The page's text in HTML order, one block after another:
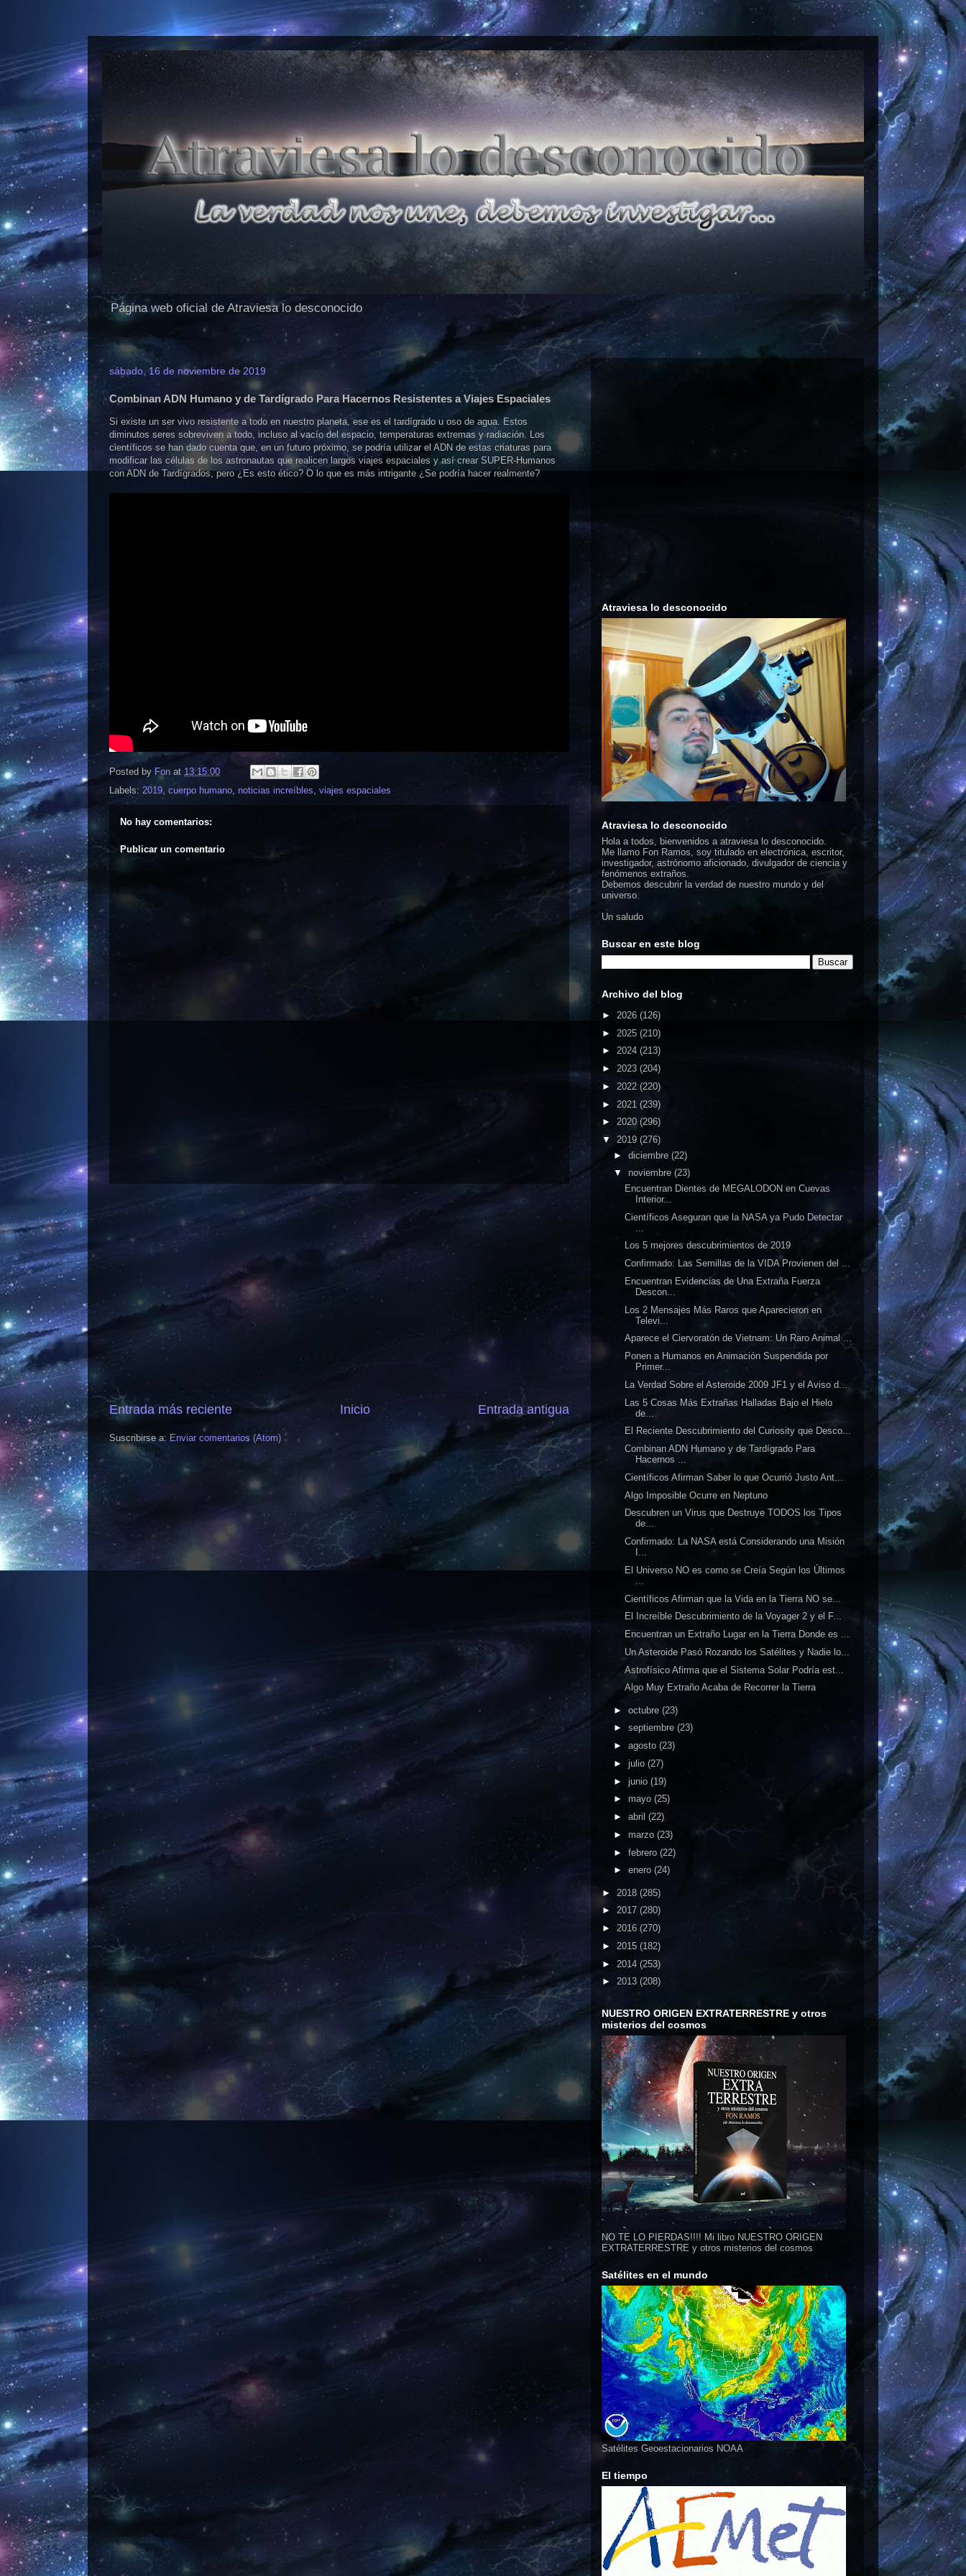
Página web oficial de Atraviesa lo desconocido
sábado, 16 de noviembre de 2019
Combinan ADN Humano y de Tardígrado Para Hacernos Resistentes a Viajes Espaciales
Si existe un ser vivo resistente a todo en nuestro planeta, ese es el tardígrado u oso de agua. Estos
diminutos seres sobreviven a todo, incluso al vacío del espacio, temperaturas extremas y radiación. Los
científicos se han dado cuenta que, en un futuro próximo, se podría utilizar el ADN de estas criaturas para
modificar las células de los astronautas que realicen largos viajes espaciales y así crear SUPER-Humanos
con ADN de Tardígrados, pero ¿Es esto ético? O lo que es más intrigante ¿Se podría hacer realmente?
Posted by Fon at 13:15:00
Labels: 2019, cuerpo humano, noticias increíbles, viajes espaciales
No hay comentarios:
Publicar un comentario
Entrada más reciente Entrada antigua
Inicio
Suscribirse a:Enviar comentarios (Atom)
Atraviesa lo desconocido
Atraviesa lo desconocido
Hola a todos, bienvenidos a atraviesa lo desconocido.
Me llamo Fon Ramos, soy titulado en electrónica, escritor,
investigador, astrónomo aficionado, divulgador de ciencia y
fenómenos extraños.
Debemos descubrir la verdad de nuestro mundo y del
universo.
Un saludo
Buscar en este blog
Archivo del blog
► 2026 (126)
► 2025 (210)
► 2024 (213)
► 2023 (204)
► 2022 (220)
► 2021 (239)
► 2020 (296)
▼ 2019 (276)
► diciembre (22)
▼ noviembre (23)
Encuentran Dientes de MEGALODON en Cuevas
Interior...
Científicos Aseguran que la NASA ya Pudo Detectar
Los 5 mejores descubrimientos de 2019
Confirmado: Las Semillas de la VIDA Provienen del ...
Encuentran Evidencias de Una Extraña Fuerza
Descon...
Los 2 Mensajes Más Raros que Aparecieron en
Televi...
Aparece el Ciervoratón de Vietnam: Un Raro Animal ...
Ponen a Humanos en Animación Suspendida por
Primer...
La Verdad Sobre el Asteroide 2009 JF1 y el Aviso d...
Las 5 Cosas Más Extrañas Halladas Bajo el Hielo
de...
El Reciente Descubrimiento del Curiosity que Desco...
Combinan ADN Humano y de Tardígrado Para
Hacernos ...
Científicos Afirman Saber lo que Ocurrió Justo Ant...
Algo Imposible Ocurre en Neptuno
Descubren un Virus que Destruye TODOS los Tipos
de...
Confirmado: La NASA está Considerando una Misión
I...
El Universo NO es como se Creía Según los Últimos
Científicos Afirman que la Vida en la Tierra NO se...
El Increíble Descubrimiento de la Voyager 2 y el F...
Encuentran un Extraño Lugar en la Tierra Donde es ...
Un Asteroide Pasó Rozando los Satélites y Nadie lo...
Astrofísico Afirma que el Sistema Solar Podría est...
Algo Muy Extraño Acaba de Recorrer la Tierra
► octubre (23)
► septiembre (23)
► agosto (23)
► julio (27)
► junio (19)
► mayo (25)
► abril (22)
► marzo (23)
► febrero (22)
► enero (24)
► 2018 (285)
► 2017 (280)
► 2016 (270)
► 2015 (182)
► 2014 (253)
► 2013 (208)
NUESTRO ORIGEN EXTRATERRESTRE y otros
misterios del cosmos
NO TE LO PIERDAS!!!! Mi libro NUESTRO ORIGEN
EXTRATERRESTRE y otros misterios del cosmos
Satélites en el mundo
Satélites Geoestacionarios NOAA
El tiempo